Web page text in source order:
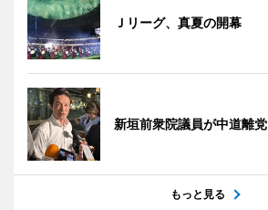
Ｊリーグ、真夏の開幕
新垣前衆院議員が中道離党
もっと見る